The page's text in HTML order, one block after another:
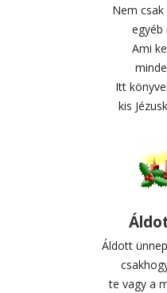
Nem
egyéb
Ami
Itt
kis
Áldott
te vagy a